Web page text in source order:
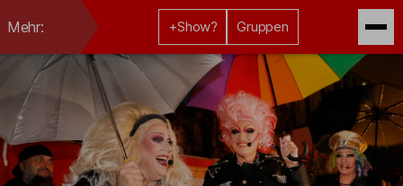
Mehr: +Show? Gruppen